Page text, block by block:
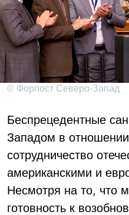
© Форпост Северо-Запад
Беспрецедентные
Западом в
сотрудничество
американскими и
Несмотря на то, что
готовность к